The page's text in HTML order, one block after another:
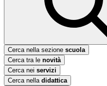
Cerca nella sezione scuola
Cerca tra le novità
Cerca nei servizi
Cerca nella didattica